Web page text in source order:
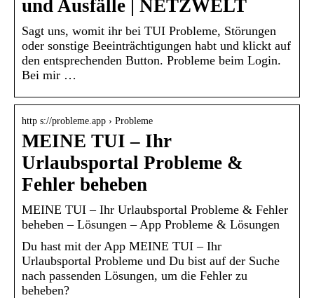
und Ausfälle | NETZWELT
Sagt uns, womit ihr bei TUI Probleme, Störungen
oder sonstige Beeinträchtigungen habt und klickt auf
den entsprechenden Button. Probleme beim Login.
Bei mir …
http s://probleme.app › Probleme
MEINE TUI – Ihr
Urlaubsportal Probleme &
Fehler beheben
MEINE TUI – Ihr Urlaubsportal Probleme & Fehler
beheben – Lösungen – App Probleme & Lösungen
Du hast mit der App MEINE TUI – Ihr
Urlaubsportal Probleme und Du bist auf der Suche
nach passenden Lösungen, um die Fehler zu
beheben?